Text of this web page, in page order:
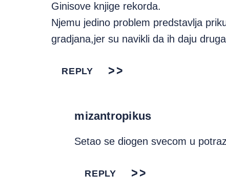
Ginisove knjige rekorda.
Njemu jedino problem predstavlja
gradjana,jer su navikli da ih daju
REPLY
mizantropikus
Setao se diogen svecom u
REPLY